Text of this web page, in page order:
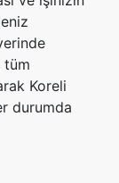
tüm
Koreli
durumda